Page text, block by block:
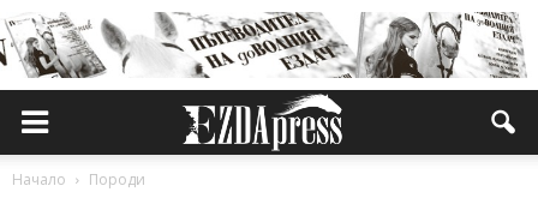
Начало Породи